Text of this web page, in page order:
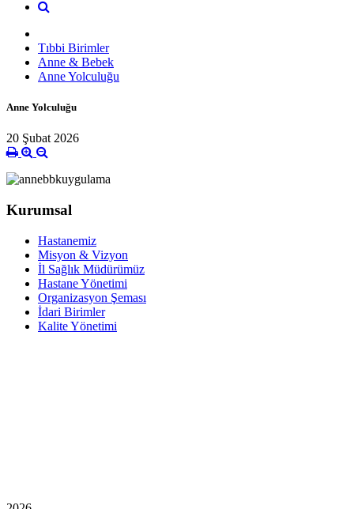
Tıbbi Birimler
Anne & Bebek
Anne Yolculuğu
Anne Yolculuğu
20 Şubat 2026
Kurumsal
Hastanemiz
Misyon & Vizyon
İl Sağlık Müdürümüz
Hastane Yönetimi
Organizasyon Şeması
İdari Birimler
Kalite Yönetimi